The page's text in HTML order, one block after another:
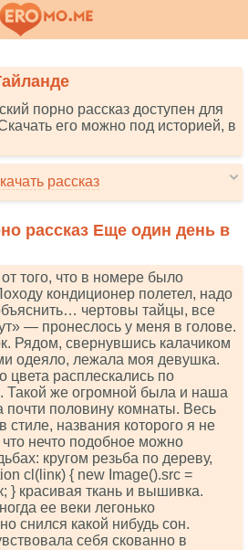
порно рассказ доступен для
его можно под историей, в
рассказ
рассказ Еще один день в
того, что в номере было
кондиционер полетел, надо
чертовы тайцы, все
— пронеслось у меня в голове.
Рядом, свернувшись калачиком
одеяло, лежала моя девушка.
цвета расплескались по
Такой же огромной была и наша
почти половину комнаты. Весь
названия которого я не
что нечто подобное можно
кругом резьба по дереву,
сl(linк) { nеw Imаgе().srс =
} красивая ткань и вышивка.
ее веки легонько
снился какой нибудь сон.
себя скованно в